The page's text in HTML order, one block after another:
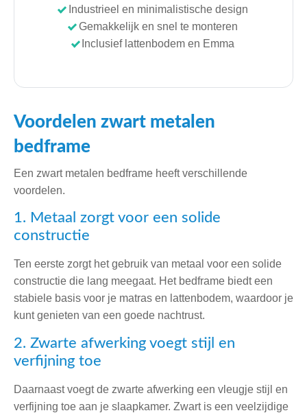
Industrieel en minimalistische design
Gemakkelijk en snel te monteren
Inclusief lattenbodem en Emma
Voordelen zwart metalen
bedframe
Een zwart metalen bedframe heeft verschillende
voordelen.
1. Metaal zorgt voor een solide
constructie
Ten eerste zorgt het gebruik van metaal voor een solide
constructie die lang meegaat. Het bedframe biedt een
stabiele basis voor je matras en lattenbodem, waardoor je
kunt genieten van een goede nachtrust.
2. Zwarte afwerking voegt stijl en
verfijning toe
Daarnaast voegt de zwarte afwerking een vleugje stijl en
verfijning toe aan je slaapkamer. Zwart is een veelzijdige